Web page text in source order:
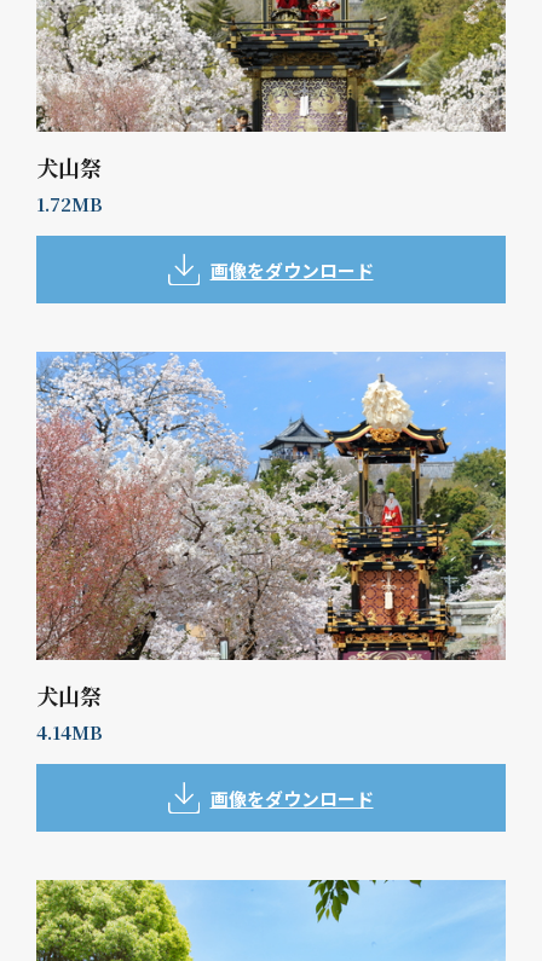
犬山祭
1.72MB
画像をダウンロード
犬山祭
4.14MB
画像をダウンロード